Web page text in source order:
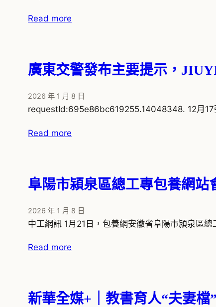
Read more
廣東交警發布主要提示，
2026 年 1 月 8 日
requestId:695e86bc619255.14048348. 12月17
Read more
阜陽市潁泉區總工專包養網
2026 年 1 月 8 日
中工網訊 1月21日，包養網安徽省阜陽市潁泉區
Read more
新華全媒+｜教書育人“夫妻